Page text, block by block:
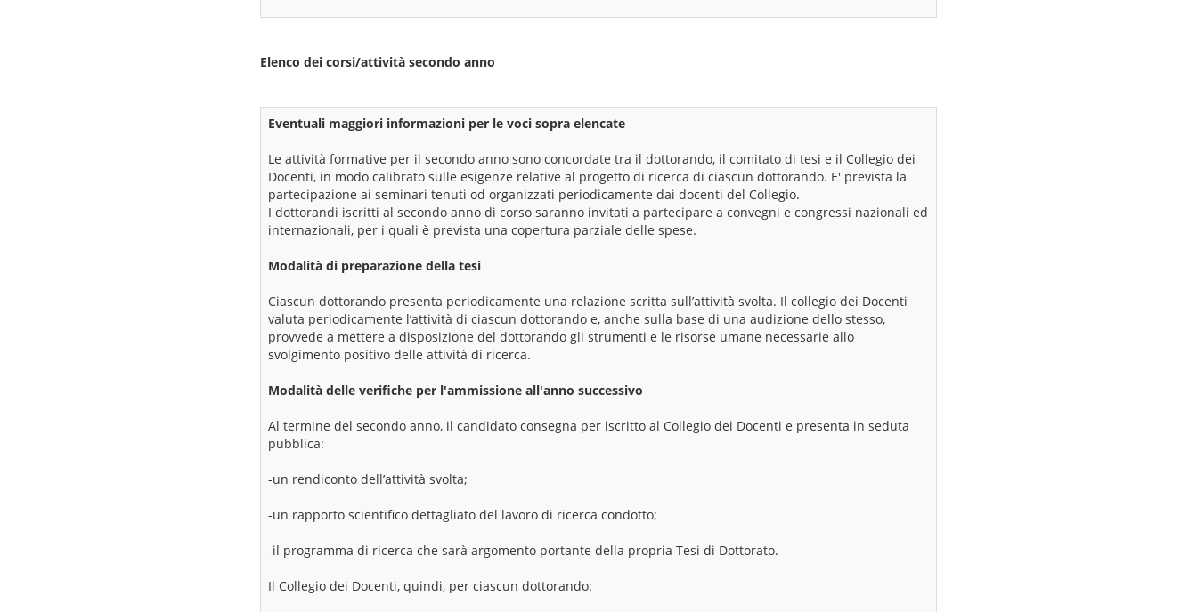
Elenco dei corsi/attività secondo anno
Eventuali maggiori informazioni per le voci sopra elencate
Le attività formative per il secondo anno sono concordate tra il dottorando, il comitato di tesi e il Collegio dei
Docenti, in modo calibrato sulle esigenze relative al progetto di ricerca di ciascun dottorando. E' prevista la
partecipazione ai seminari tenuti od organizzati periodicamente dai docenti del Collegio.
I dottorandi iscritti al secondo anno di corso saranno invitati a partecipare a convegni e congressi nazionali ed
internazionali, per i quali è prevista una copertura parziale delle spese.
Modalità di preparazione della tesi
Ciascun dottorando presenta periodicamente una relazione scritta sull’attività svolta. Il collegio dei Docenti
valuta periodicamente l’attività di ciascun dottorando e, anche sulla base di una audizione dello stesso,
provvede a mettere a disposizione del dottorando gli strumenti e le risorse umane necessarie allo
svolgimento positivo delle attività di ricerca.
Modalità delle verifiche per l'ammissione all'anno successivo
Al termine del secondo anno, il candidato consegna per iscritto al Collegio dei Docenti e presenta in seduta
pubblica:
-un rendiconto dell’attività svolta;
-un rapporto scientifico dettagliato del lavoro di ricerca condotto;
-il programma di ricerca che sarà argomento portante della propria Tesi di Dottorato.
Il Collegio dei Docenti, quindi, per ciascun dottorando: